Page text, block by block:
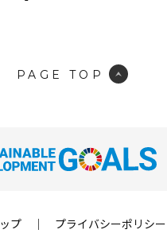
PAGE TOP
プ ｜ プライバシーポリシー